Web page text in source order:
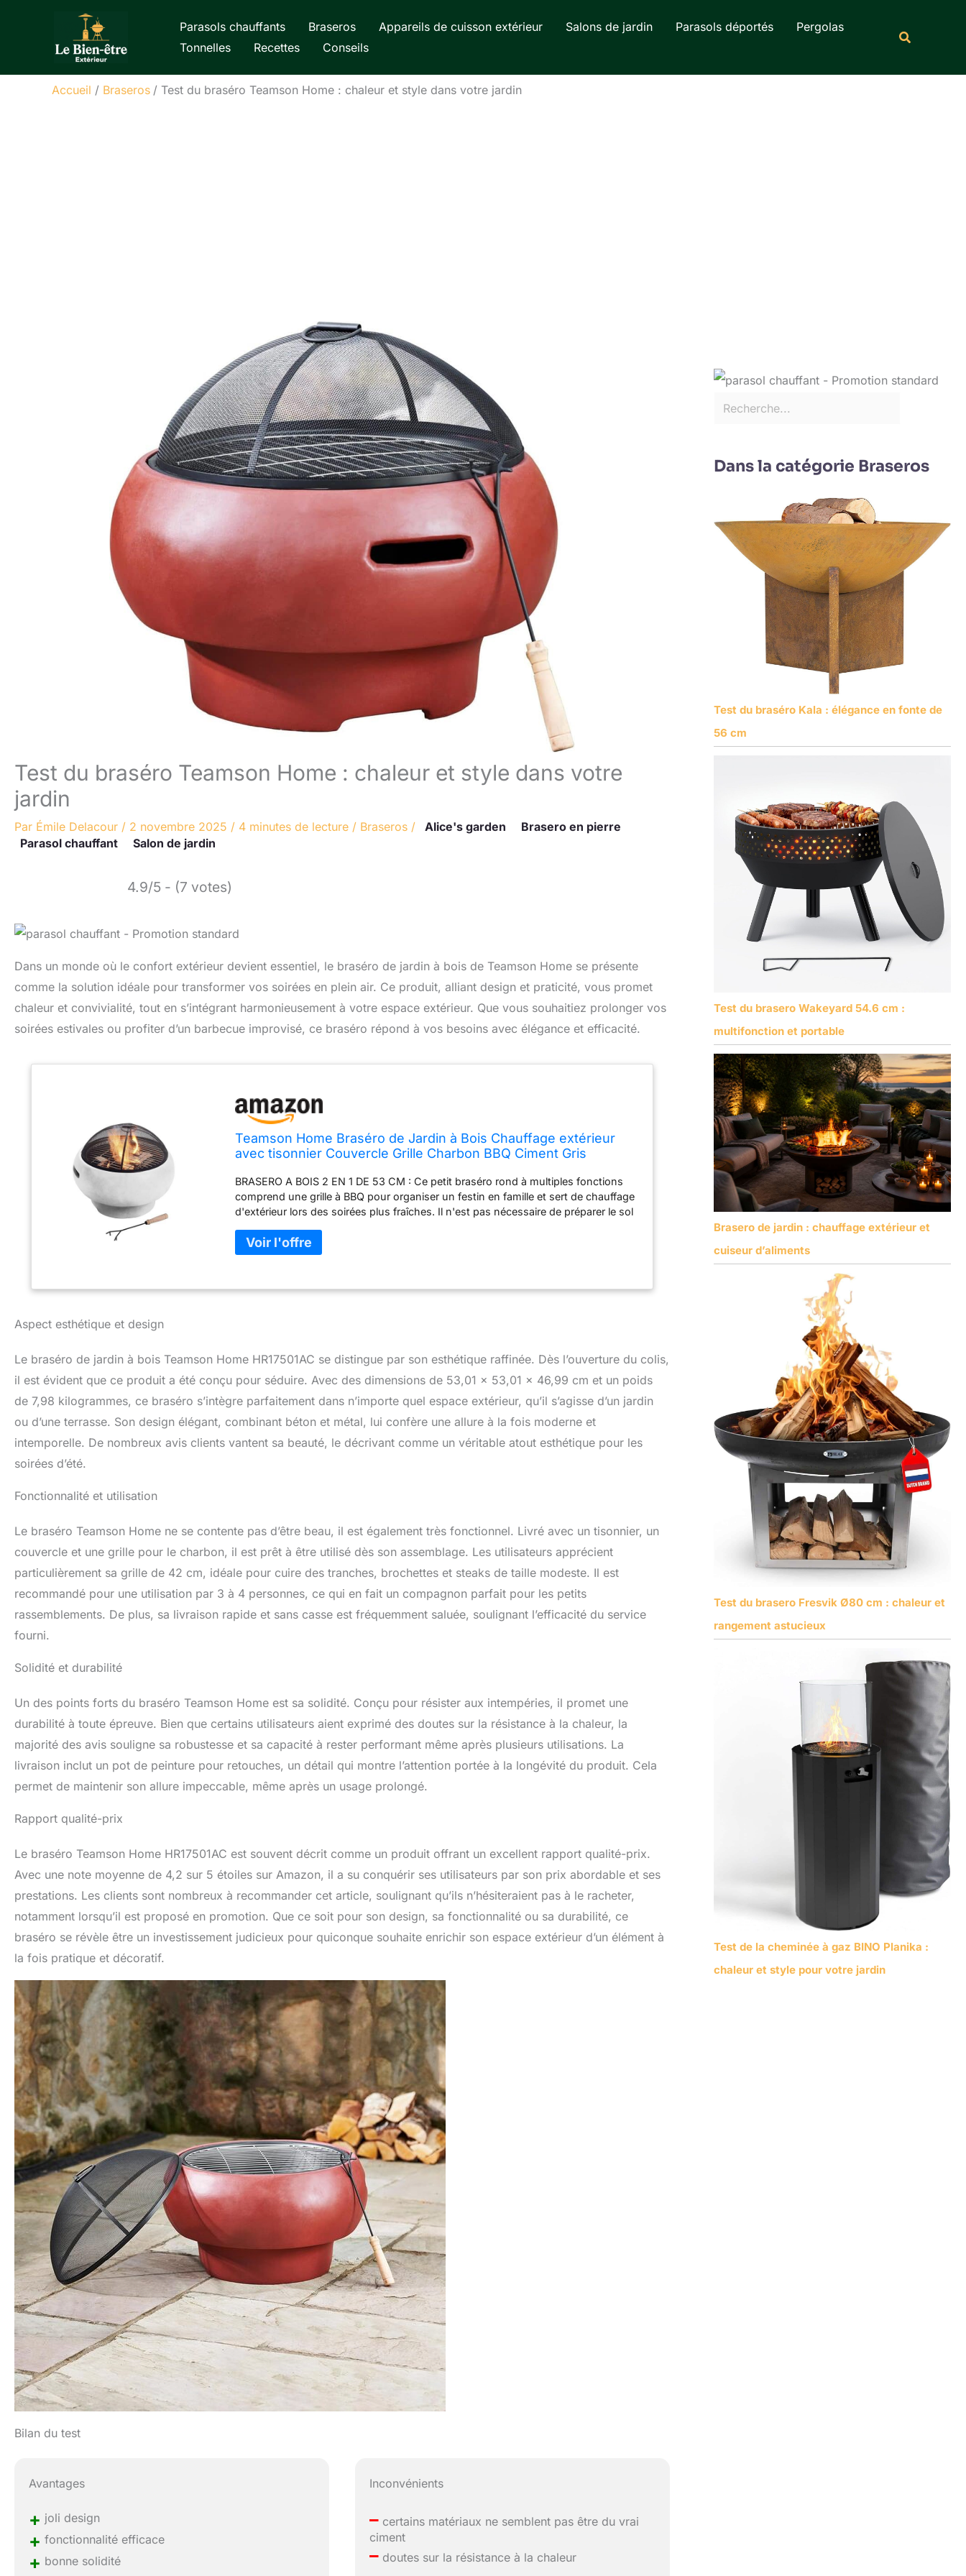
Parasols chauffants Braseros Appareils de cuisson extérieur Salons de jardin Parasols déportés
Pergolas
Tonnelles
Recettes Conseils
Accueil Braseros Test du braséro Teamson Home : chaleur et style dans votre jardin
Test du braséro Teamson Home : chaleur et style dans votre
jardin
Par Émile Delacour / 2 novembre 2025 / 4 minutes de lecture / Braseros / Alice's garden
Brasero en pierre
Parasol chauffant
Salon de jardin
4.9/5 - (7 votes)
Dans un monde où le confort extérieur devient essentiel, le braséro de jardin à bois de Teamson Home se présente
comme la solution idéale pour transformer vos soirées en plein air. Ce produit, alliant design et praticité, vous promet
chaleur et convivialité, tout en s’intégrant harmonieusement à votre espace extérieur. Que vous souhaitiez prolonger vos
soirées estivales ou profiter d’un barbecue improvisé, ce braséro répond à vos besoins avec élégance et efficacité.
Teamson Home Braséro de Jardin à Bois Chauffage extérieur
avec tisonnier Couvercle Grille Charbon BBQ Ciment Gris
BRASERO A BOIS 2 EN 1 DE 53 CM : Ce petit braséro rond à multiples fonctions
comprend une grille à BBQ pour organiser un festin en famille et sert de chauffage
d'extérieur lors des soirées plus fraîches. Il n'est pas nécessaire de préparer le sol
de protection avec poignée pour assurer une sécurité maximale contre les
projections d’étincelles et garantir que les flammes restent allumées pendant les
bûches et attiser le feu. DESIGN : Avec un design classique en ciment gris, ce petit
fumée et les bûches dureront plus longtemps, ce qui fournira finalement de la
chaleur plus longtemps. DURABILITÉ : Sa structure en ciment d'oxyde de
foyer de basculer pendant les nuits venteuses. Le foyer est amovible pour un
nettoyage facile. Le braséro est doté de fentes latérales pour faciliter le transport.
Notice et mode d’emploi inclus. DIMENSIONS : Ce petit braséro de jardin mesure
L53 x l53 x H47 cm. ZONE DE COMBUSTION : L45.5 x l45.5 x H15.5 cm.
Aspect esthétique et design
Le braséro de jardin à bois Teamson Home HR17501AC se distingue par son esthétique raffinée. Dès l’ouverture du colis,
il est évident que ce produit a été conçu pour séduire. Avec des dimensions de 53,01 x 53,01 x 46,99 cm et un poids
de 7,98 kilogrammes, ce braséro s’intègre parfaitement dans n’importe quel espace extérieur, qu’il s’agisse d’un jardin
ou d’une terrasse. Son design élégant, combinant béton et métal, lui confère une allure à la fois moderne et
intemporelle. De nombreux avis clients vantent sa beauté, le décrivant comme un véritable atout esthétique pour les
soirées d’été.
Fonctionnalité et utilisation
Le braséro Teamson Home ne se contente pas d’être beau, il est également très fonctionnel. Livré avec un tisonnier, un
couvercle et une grille pour le charbon, il est prêt à être utilisé dès son assemblage. Les utilisateurs apprécient
particulièrement sa grille de 42 cm, idéale pour cuire des tranches, brochettes et steaks de taille modeste. Il est
recommandé pour une utilisation par 3 à 4 personnes, ce qui en fait un compagnon parfait pour les petits
rassemblements. De plus, sa livraison rapide et sans casse est fréquemment saluée, soulignant l’efficacité du service
fourni.
Solidité et durabilité
Un des points forts du braséro Teamson Home est sa solidité. Conçu pour résister aux intempéries, il promet une
durabilité à toute épreuve. Bien que certains utilisateurs aient exprimé des doutes sur la résistance à la chaleur, la
majorité des avis souligne sa robustesse et sa capacité à rester performant même après plusieurs utilisations. La
livraison inclut un pot de peinture pour retouches, un détail qui montre l’attention portée à la longévité du produit. Cela
permet de maintenir son allure impeccable, même après un usage prolongé.
Rapport qualité-prix
Le braséro Teamson Home HR17501AC est souvent décrit comme un produit offrant un excellent rapport qualité-prix.
Avec une note moyenne de 4,2 sur 5 étoiles sur Amazon, il a su conquérir ses utilisateurs par son prix abordable et ses
prestations. Les clients sont nombreux à recommander cet article, soulignant qu’ils n’hésiteraient pas à le racheter,
notamment lorsqu’il est proposé en promotion. Que ce soit pour son design, sa fonctionnalité ou sa durabilité, ce
braséro se révèle être un investissement judicieux pour quiconque souhaite enrichir son espace extérieur d’un élément à
la fois pratique et décoratif.
Bilan du test
Avantages
+ joli design
+ fonctionnalité efficace
+ bonne solidité
Inconvénients
– certains matériaux ne semblent pas être du vrai
ciment
– doutes sur la résistance à la chaleur
Dans la catégorie Braseros
Test du braséro Kala : élégance en fonte de
56 cm
Test du brasero Wakeyard 54.6 cm :
multifonction et portable
Brasero de jardin : chauffage extérieur et
cuiseur d’aliments
Test du brasero Fresvik Ø80 cm : chaleur et
rangement astucieux
Test de la cheminée à gaz BINO Planika :
chaleur et style pour votre jardin